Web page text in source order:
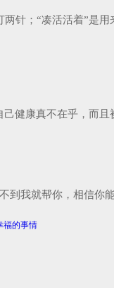
针；“凑活活着”是用
健康真不在乎，而
到我就帮你，相信你
福的事情